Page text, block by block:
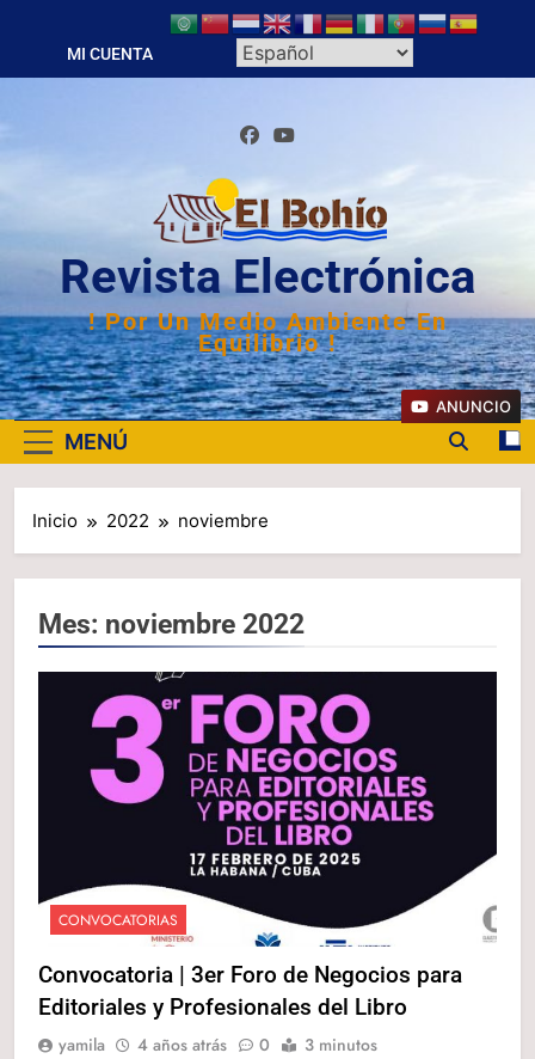
contenido
MI CUENTA
Revista Electrónica
! Por Un Medio Ambiente En
Equilibrio !
MENÚ
ANUNCIO
Inicio 2022 noviembre
Mes: noviembre 2022
CONVOCATORIAS
Convocatoria | 3er Foro de Negocios para
Editoriales y Profesionales del Libro
yamila 4 años atrás 0 3 minutos